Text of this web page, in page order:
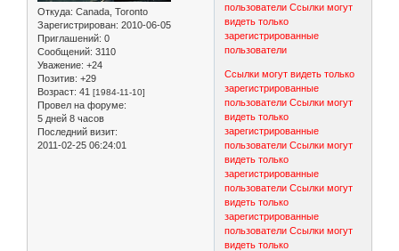
Откуда: Canada, Toronto
Зарегистрирован: 2010-06-05
Приглашений: 0
Сообщений: 3110
Уважение: +24
Позитив: +29
Возраст: 41 [1984-11-10]
Провел на форуме:
5 дней 8 часов
Последний визит:
2011-02-25 06:24:01
пользователи Ссылки могут
видеть только
зарегистрированные
пользователи
Ссылки могут видеть только
зарегистрированные
пользователи Ссылки могут
видеть только
зарегистрированные
пользователи Ссылки могут
видеть только
зарегистрированные
пользователи Ссылки могут
видеть только
зарегистрированные
пользователи Ссылки могут
видеть только